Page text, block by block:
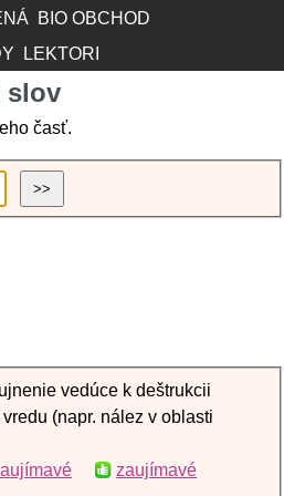
BIO OBCHOD
LEKTORI
slov
časť.
vedúce k deštrukcii
(napr. nález v oblasti
zaujímavé